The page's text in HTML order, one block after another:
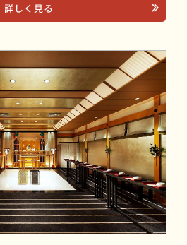
詳しく見る